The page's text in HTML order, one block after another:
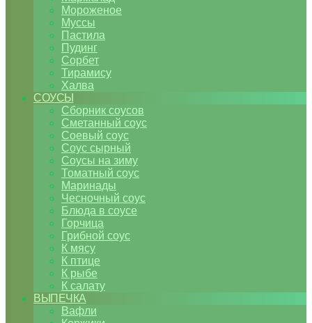
Мороженое
Муссы
Пастила
Пудинг
Сорбет
Тирамису
Халва
СОУСЫ
Сборник соусов
Сметанный соус
Соевый соус
Соус сырный
Соусы на зиму
Томатный соус
Маринады
Чесночный соус
Блюда в соусе
Горчица
Грибной соус
К мясу
К птице
К рыбе
К салату
ВЫПЕЧКА
Вафли